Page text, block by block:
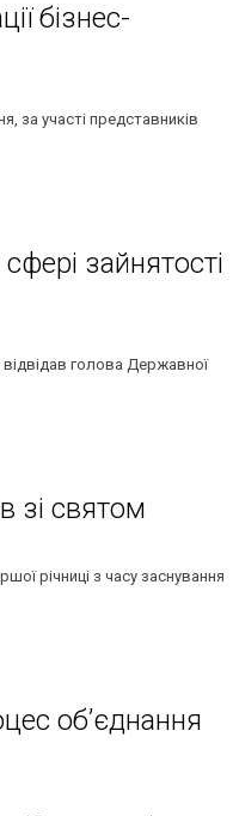
бізнес-
за участі представників
зайнятості
відвідав голова Державної
зі святом
річниці з часу заснування
об’єднання